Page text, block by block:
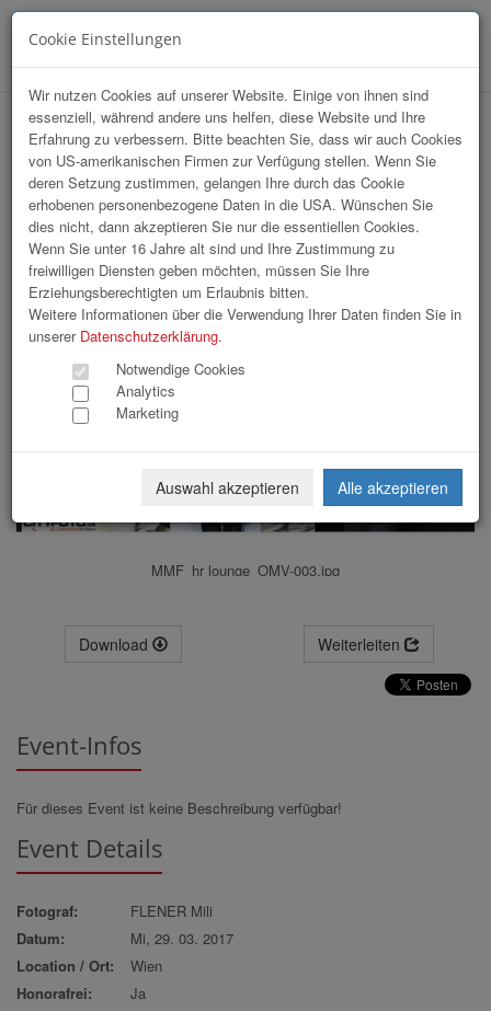
hr-lounge Ost zu Gast bei OMV AG /
Wien
MMF_hr lounge_OMV-003.jpg
Download Weiterleiten
Event-Infos
Für dieses Event ist keine Beschreibung verfügbar!
Event Details
Fotograf:
FLENER Mili
Datum:
Mi, 29. 03. 2017
Location / Ort:
Wien
Honorafrei:
Ja
Cookie Einstellungen
Wir nutzen Cookies auf unserer Website. Einige von ihnen sind
essenziell, während andere uns helfen, diese Website und Ihre
Erfahrung zu verbessern. Bitte beachten Sie, dass wir auch Cookies
von US-amerikanischen Firmen zur Verfügung stellen. Wenn Sie
deren Setzung zustimmen, gelangen Ihre durch das Cookie
erhobenen personenbezogene Daten in die USA. Wünschen Sie
dies nicht, dann akzeptieren Sie nur die essentiellen Cookies.
Wenn Sie unter 16 Jahre alt sind und Ihre Zustimmung zu
freiwilligen Diensten geben möchten, müssen Sie Ihre
Erziehungsberechtigten um Erlaubnis bitten.
Weitere Informationen über die Verwendung Ihrer Daten finden Sie in
unserer Datenschutzerklärung.
Notwendige Cookies
Analytics
Marketing
Auswahl akzeptieren Alle akzeptieren